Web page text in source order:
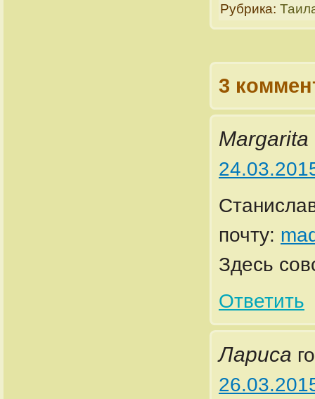
Рубрика:
3
Margarita
почту:
Здесь
Ответить
Лариса